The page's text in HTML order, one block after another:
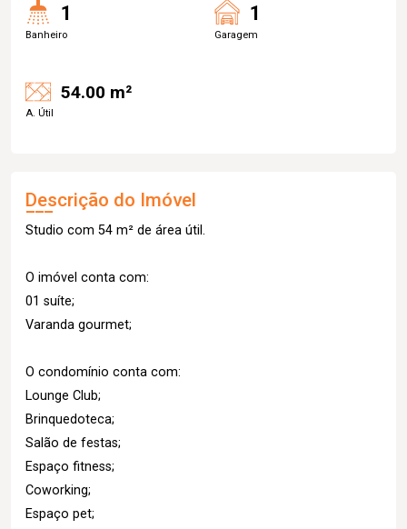
1
Banheiro
1
Garagem
54.00 m²
A. Útil
Descrição do Imóvel
Studio com 54 m² de área útil.
O imóvel conta com:
01 suíte;
Varanda gourmet;
O condomínio conta com:
Lounge Club;
Brinquedoteca;
Salão de festas;
Espaço fitness;
Coworking;
Espaço pet;